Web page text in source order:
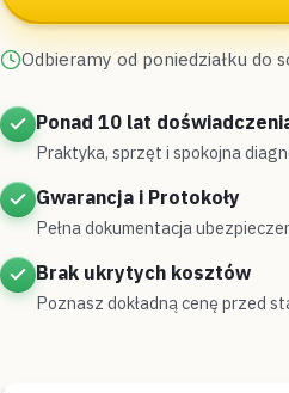
Odbieramy od poniedziałku do
Ponad 10 lat
Praktyka, sprzęt i spokojna
Gwarancja i Protokoły
Pełna dokumentacja
Brak ukrytych kosztów
Poznasz dokładną cenę przed